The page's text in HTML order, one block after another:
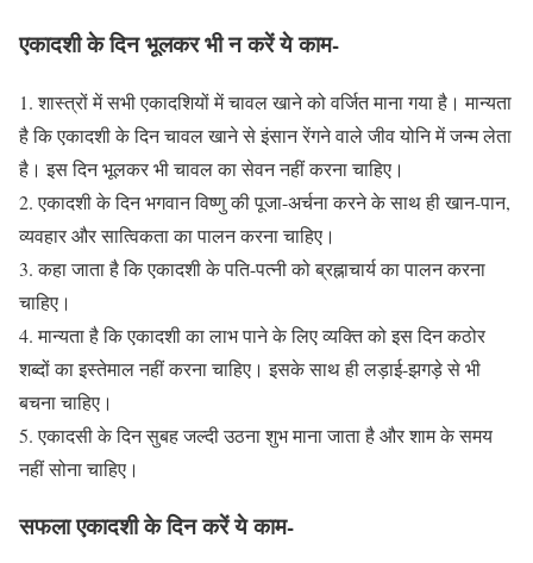
एकादशी के दिन भूलकर भी न करें ये काम-
1. शास्त्रों में सभी एकादशियों में चावल खाने को वर्जित माना गया है। मान्यता
है कि एकादशी के दिन चावल खाने से इंसान रेंगने वाले जीव योनि में जन्म लेता
है। इस दिन भूलकर भी चावल का सेवन नहीं करना चाहिए।
2. एकादशी के दिन भगवान विष्णु की पूजा-अर्चना करने के साथ ही खान-पान,
व्यवहार और सात्विकता का पालन करना चाहिए।
3. कहा जाता है कि एकादशी के पति-पत्नी को ब्रह्नाचार्य का पालन करना
चाहिए।
4. मान्यता है कि एकादशी का लाभ पाने के लिए व्यक्ति को इस दिन कठोर
शब्दों का इस्तेमाल नहीं करना चाहिए। इसके साथ ही लड़ाई-झगड़े से भी
बचना चाहिए।
5. एकादसी के दिन सुबह जल्दी उठना शुभ माना जाता है और शाम के समय
नहीं सोना चाहिए।
सफला एकादशी के दिन करें ये काम-